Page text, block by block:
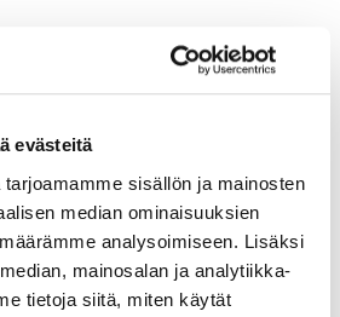
evästeitä
sisällön ja mainosten
median ominaisuuksien
analysoimiseen. Lisäksi
mainosalan ja analytiikka-
tietoja siitä, miten käytät